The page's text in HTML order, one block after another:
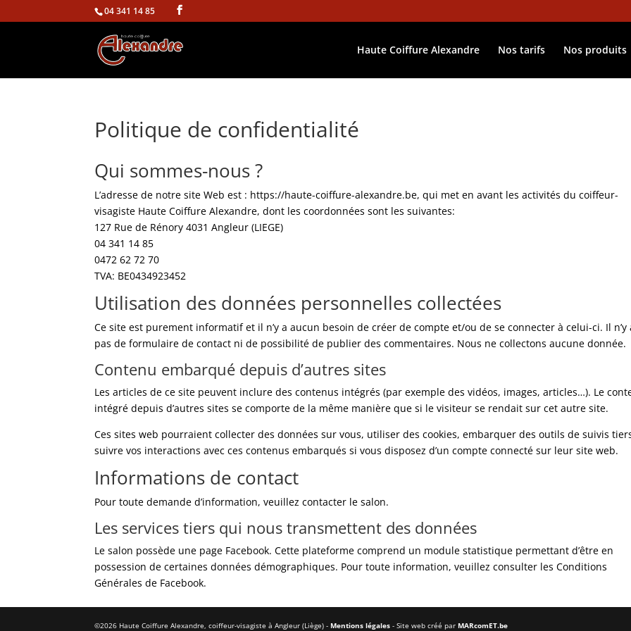
04 341 14 85
Haute Coiffure Alexandre Nos tarifs Nos produits
Politique de confidentialité
Qui sommes-nous ?
L’adresse de notre site Web est : https://haute-coiffure-alexandre.be, qui met en avant les activités du coiffeur-
visagiste Haute Coiffure Alexandre, dont les coordonnées sont les suivantes:
127 Rue de Rénory 4031 Angleur (LIEGE)
04 341 14 85
0472 62 72 70
TVA: BE0434923452
Utilisation des données personnelles collectées
Ce site est purement informatif et il n’y a aucun besoin de créer de compte et/ou de se connecter à celui-ci. Il n’y
pas de formulaire de contact ni de possibilité de publier des commentaires. Nous ne collectons aucune donnée.
Contenu embarqué depuis d’autres sites
Les articles de ce site peuvent inclure des contenus intégrés (par exemple des vidéos, images, articles…). Le
intégré depuis d’autres sites se comporte de la même manière que si le visiteur se rendait sur cet autre site.
Ces sites web pourraient collecter des données sur vous, utiliser des cookies, embarquer des outils de suivis
suivre vos interactions avec ces contenus embarqués si vous disposez d’un compte connecté sur leur site web.
Informations de contact
Pour toute demande d’information, veuillez contacter le salon.
Les services tiers qui nous transmettent des données
Le salon possède une page Facebook. Cette plateforme comprend un module statistique permettant d’être en
possession de certaines données démographiques. Pour toute information, veuillez consulter les Conditions
Générales de Facebook.
©2026 Haute Coiffure Alexandre, coiffeur-visagiste à Angleur (Liège) - Mentions légales - Site web créé par MARcomET.be